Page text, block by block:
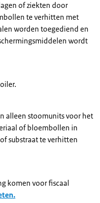
of ziekten door
te verhitten met
worden toegediend en
wordt
alleen stoomunits voor het
of bloembollen in
substraat te verhitten
komen voor fiscaal